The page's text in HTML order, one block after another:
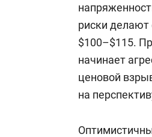
риски делают
$100–$115.
начинает
ценовой
на